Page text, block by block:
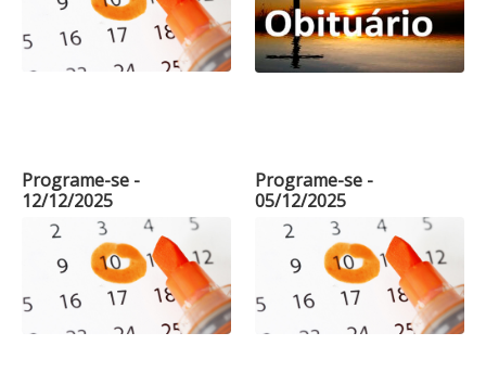
Programe-se -
12/12/2025
Programe-se -
05/12/2025